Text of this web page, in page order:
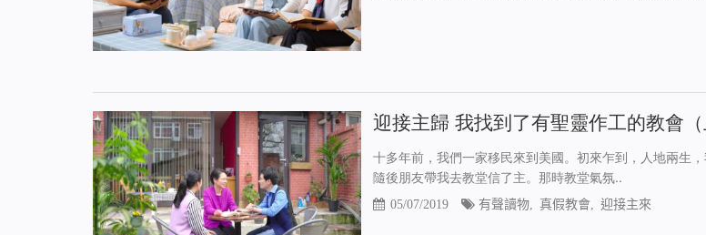
迎接主歸 我找到了有聖靈作工的教會（
十多年前，我們一家移民來到美國。初來乍到，人地兩生，
隨後朋友帶我去教堂信了主。那時教堂氣氛..
05/07/2019 有聲讀物, 真假教會, 迎接主來